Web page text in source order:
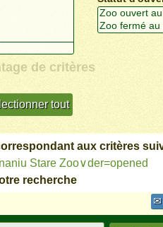
de critères
aux critères
Stare Zoo∨der=opened
recherche
✉